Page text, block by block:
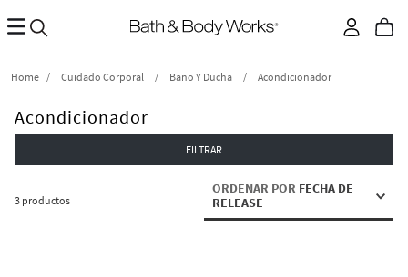
Cuidado Corporal Baño Y Ducha Acondicionador
Acondicionador
FILTRAR
3 productos
ORDENAR POR FECHA DE
RELEASE